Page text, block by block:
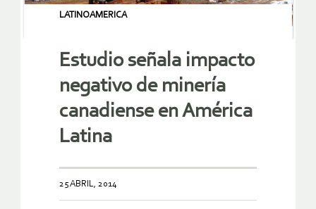
LATINOAMERICA
Estudio señala impacto
negativo de minería
canadiense en América
Latina
25 ABRIL, 2014